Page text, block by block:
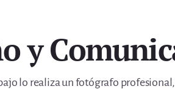
y
lo realiza un fotógrafo